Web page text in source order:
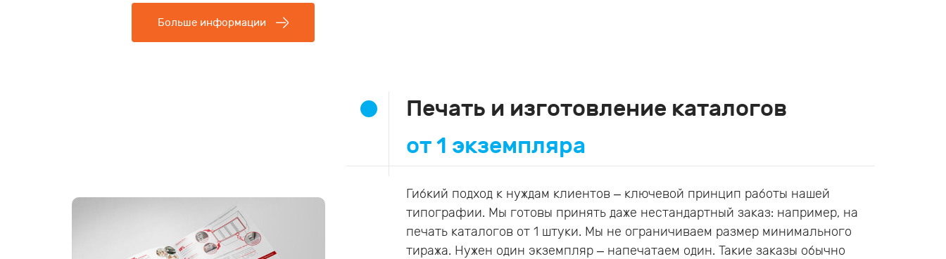
Больше информации
Печать и изготовление каталогов
от 1 экземпляра
Гибкий подход к нуждам клиентов – ключевой принцип работы нашей
типографии. Мы готовы принять даже нестандартный заказ: например, на
печать каталогов от 1 штуки. Мы не ограничиваем размер минимального
тиража. Нужен один экземпляр – напечатаем один. Такие заказы обычно